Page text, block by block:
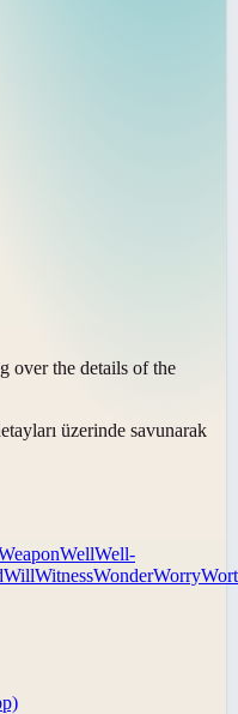
over the details of the
üzerinde savunarak
WellWell-
WillWitnessWonderWorry